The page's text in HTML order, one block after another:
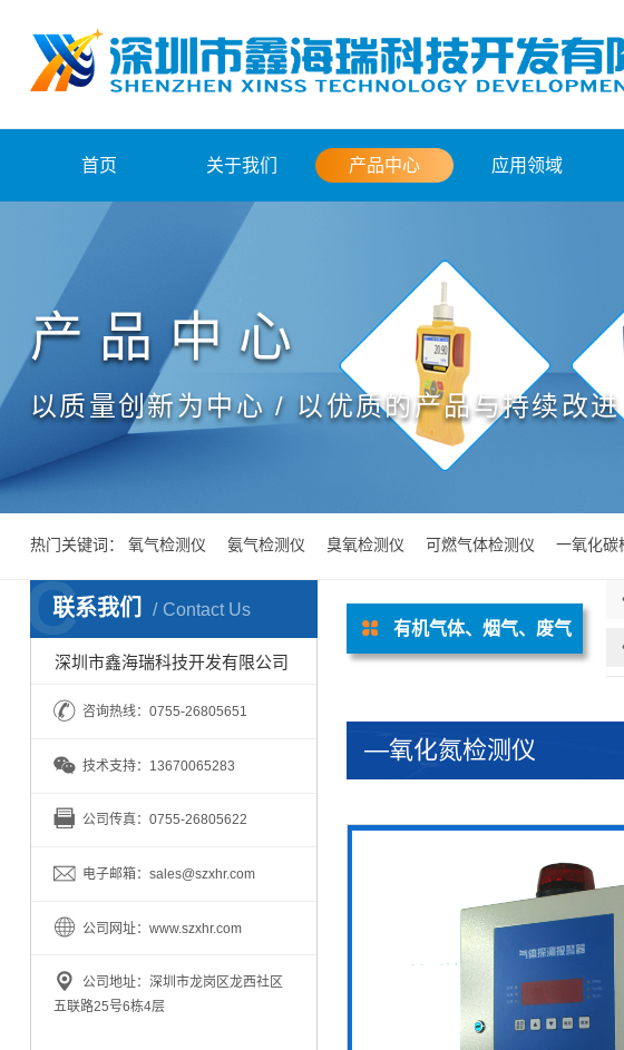
首页 关于我们 产品中心 应用领域
产品中心
以质量创新为中心 / 以优质的产品与持续改
热门关键词： 氧气检测仪 氨气检测仪 臭氧检测仪 可燃气体检测仪 一氧化碳
联系我们 Contact Us
C
深圳市鑫海瑞科技开发有限公司
咨询热线：0755-26805651
技术支持：13670065283
公司传真：0755-26805622
电子邮箱：sales@szxhr.com
公司网址：www.szxhr.com
公司地址：深圳市龙岗区龙西社区
五联路25号6栋4层
有机气体、烟气、废气
—氧化氮检测仪